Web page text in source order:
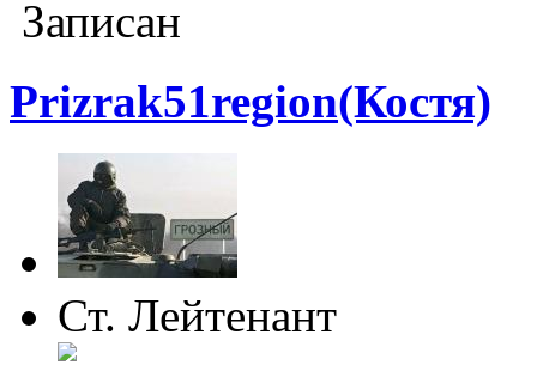
Записан
Prizrak51region(Костя)
Ст. Лейтенант